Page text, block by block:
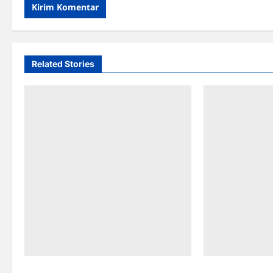
Related Stories